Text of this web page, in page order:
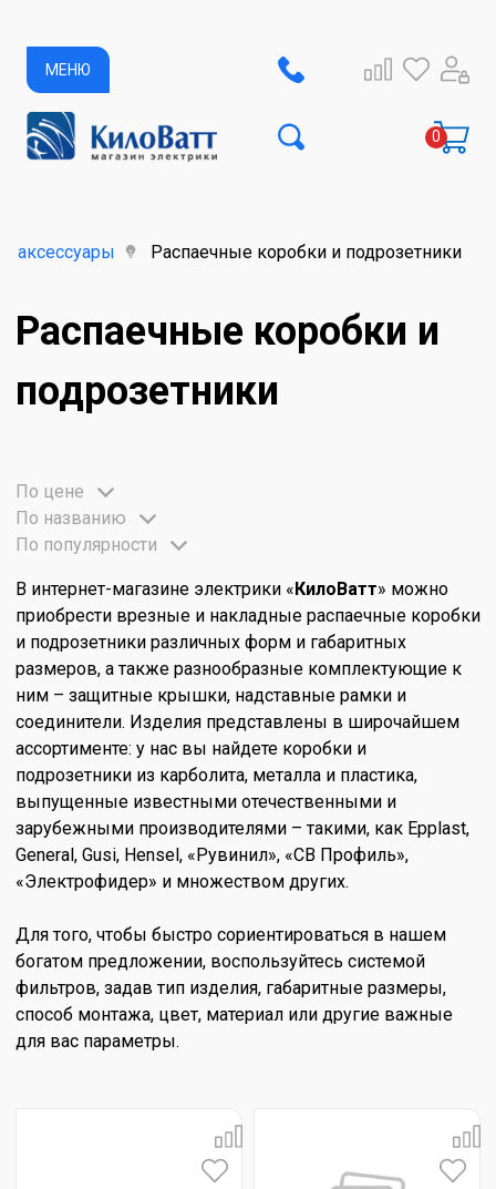
МЕНЮ
аксессуары Распаечные коробки и подрозетники
Распаечные коробки и
подрозетники
По цене
По названию
По популярности
В интернет-магазине электрики «КилоВатт» можно
приобрести врезные и накладные распаечные коробки
и подрозетники различных форм и габаритных
размеров, а также разнообразные комплектующие к
ним – защитные крышки, надставные рамки и
соединители. Изделия представлены в широчайшем
ассортименте: у нас вы найдете коробки и
подрозетники из карболита, металла и пластика,
выпущенные известными отечественными и
зарубежными производителями – такими, как Epplast,
General, Gusi, Hensel, «Рувинил», «СВ Профиль»,
«Электрофидер» и множеством других.
Для того, чтобы быстро сориентироваться в нашем
богатом предложении, воспользуйтесь системой
фильтров, задав тип изделия, габаритные размеры,
способ монтажа, цвет, материал или другие важные
для вас параметры.